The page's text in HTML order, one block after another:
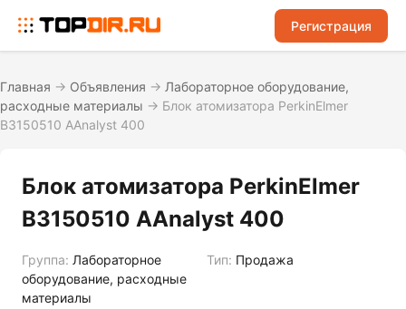
Регистрация
Главная → Объявления → Лабораторное оборудование,
расходные материалы → Блок атомизатора PerkinElmer
B3150510 AAnalyst 400
Блок атомизатора PerkinElmer
B3150510 AAnalyst 400
Группа: Лабораторное
оборудование, расходные
материалы
Тип: Продажа